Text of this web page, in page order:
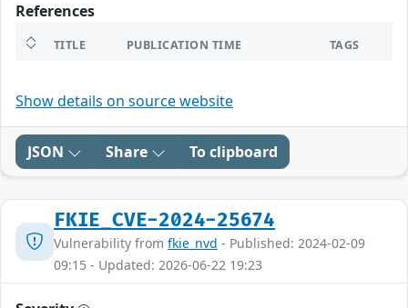
References
TITLE PUBLICATION TIME TAGS
Show details on source website
JSON Share To clipboard
FKIE_CVE-2024-25674
Vulnerability from fkie_nvd - Published: 2024-02-09
09:15 - Updated: 2026-06-22 19:23